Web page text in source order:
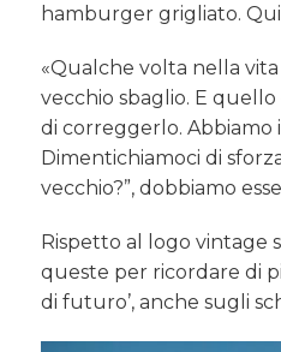
hamburger grigliato.
«Qualche volta nella
vecchio sbaglio. E
di correggerlo. Abbiamo
Dimentichiamoci di
vecchio?”, dobbiamo
Rispetto al logo vintage
queste per ricordare di
di futuro’, anche sugli